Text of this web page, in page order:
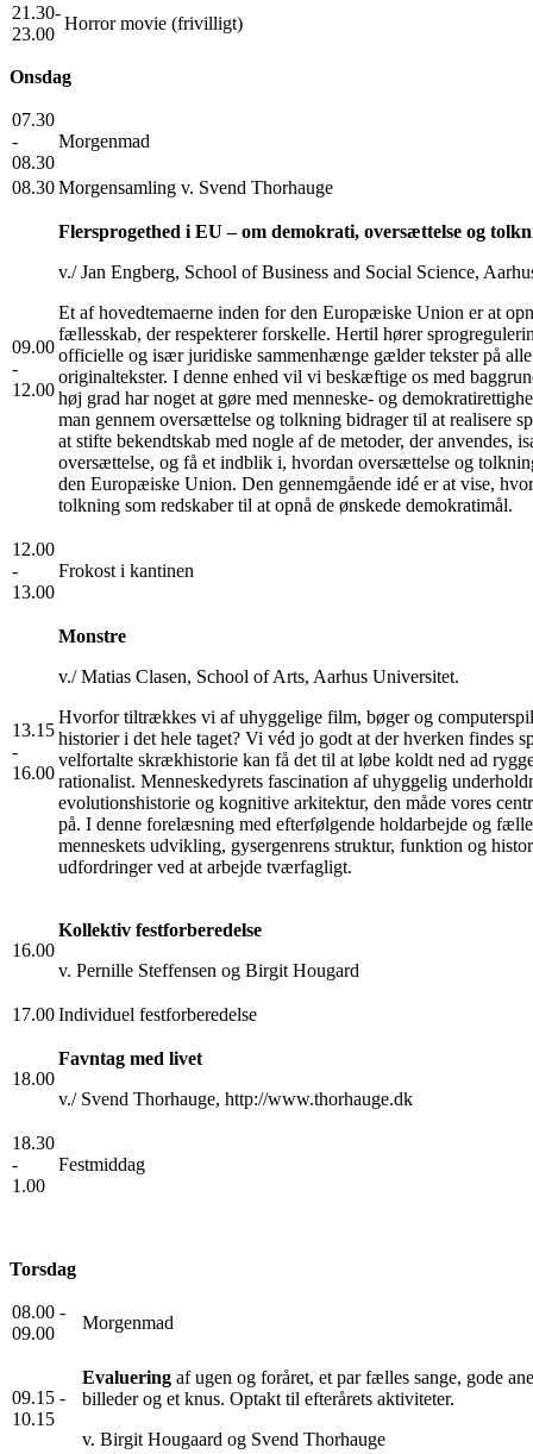
21.30-
23.00
Horror movie (frivilligt)
Onsdag
07.30
-
08.30
Morgenmad
08.30Morgensamling v. Svend Thorhauge
09.00
-
12.00
Flersprogethed i EU – om demokrati, oversættelse og
v./ Jan Engberg, School of Business and Social Science,
Et af hovedtemaerne inden for den Europæiske Union er at
fællesskab, der respekterer forskelle. Hertil hører
officielle og især juridiske sammenhænge gælder tekster på
originaltekster. I denne enhed vil vi beskæftige os med
høj grad har noget at gøre med menneske- og
man gennem oversættelse og tolkning bidrager til at realisere
at stifte bekendtskab med nogle af de metoder, der anvendes,
oversættelse, og få et indblik i, hvordan oversættelse og
den Europæiske Union. Den gennemgående idé er at vise,
tolkning som redskaber til at opnå de ønskede demokratimål.
12.00
-
13.00
Frokost i kantinen
13.15
-
16.00
Monstre
v./ Matias Clasen, School of Arts, Aarhus Universitet.
Hvorfor tiltrækkes vi af uhyggelige film, bøger og
historier i det hele taget? Vi véd jo godt at der hverken findes
velfortalte skrækhistorie kan få det til at løbe koldt ned ad
rationalist. Menneskedyrets fascination af uhyggelig
evolutionshistorie og kognitive arkitektur, den måde vores
på. I denne forelæsning med efterfølgende holdarbejde og
menneskets udvikling, gysergenrens struktur, funktion og
udfordringer ved at arbejde tværfagligt.
16.00
Kollektiv festforberedelse
v. Pernille Steffensen og Birgit Hougard
17.00Individuel festforberedelse
18.00
Favntag med livet
v./ Svend Thorhauge, http://www.thorhauge.dk
18.30
-
1.00
Festmiddag
Torsdag
08.00 -
09.00
Morgenmad
09.15 -
10.15
Evaluering af ugen og foråret, et par fælles sange, gode
billeder og et knus. Optakt til efterårets aktiviteter.
v. Birgit Hougaard og Svend Thorhauge